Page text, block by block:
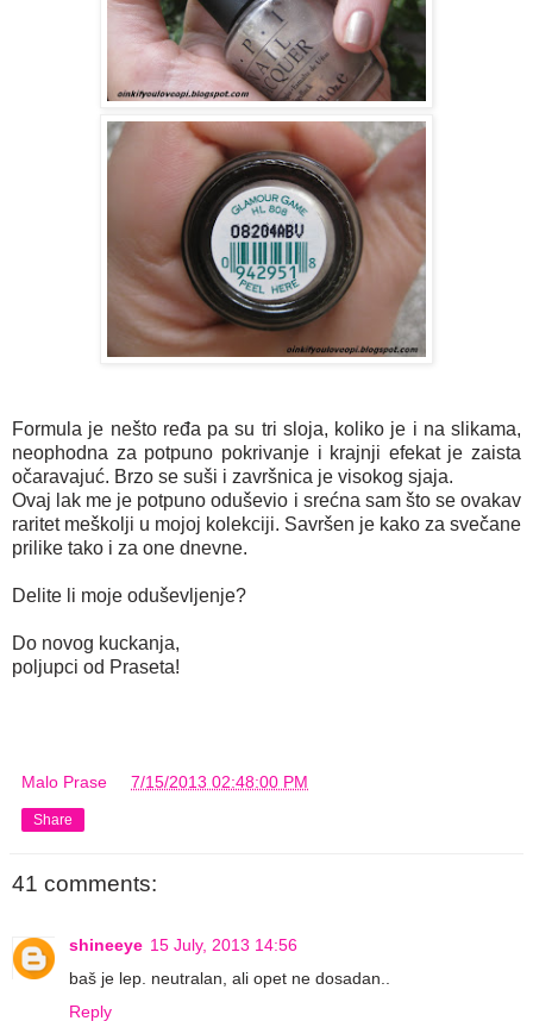
Formula je nešto ređa pa su tri sloja, koliko je i na slikama,
neophodna za potpuno pokrivanje i krajnji efekat je zaista
očaravajuć. Brzo se suši i završnica je visokog sjaja.
Ovaj lak me je potpuno oduševio i srećna sam što se ovakav
raritet meškolji u mojoj kolekciji. Savršen je kako za svečane
prilike tako i za one dnevne.
Delite li moje oduševljenje?
Do novog kuckanja,
poljupci od Praseta!
Malo Prase 7/15/2013 02:48:00 PM
Share
41 comments:
shineeye 15 July, 2013 14:56
baš je lep. neutralan, ali opet ne dosadan..
Reply